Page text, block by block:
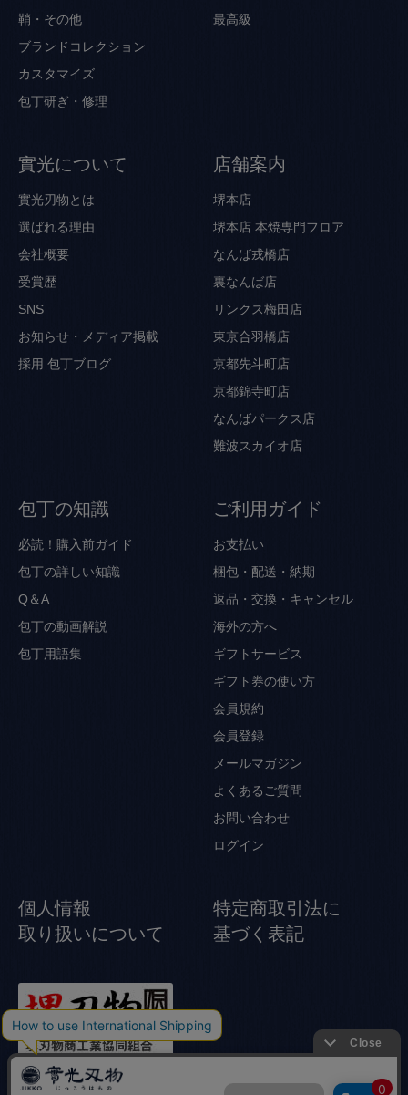
鞘・その他
ブランドコレクション
カスタマイズ
包丁研ぎ・修理
最高級
實光について
實光刃物とは
選ばれる理由
会社概要
受賞歴
SNS
お知らせ・メディア掲載
採用 包丁ブログ
店舗案内
堺本店
堺本店 本焼専門フロア
なんば戎橋店
裏なんば店
リンクス梅田店
東京合羽橋店
京都先斗町店
京都錦寺町店
なんばパークス店
難波スカイオ店
包丁の知識
必読！購入前ガイド
包丁の詳しい知識
Q＆A
包丁の動画解説
包丁用語集
ご利用ガイド
お支払い
梱包・配送・納期
返品・交換・キャンセル
海外の方へ
ギフトサービス
ギフト券の使い方
会員規約
会員登録
メールマガジン
よくあるご質問
お問い合わせ
ログイン
個人情報
取り扱いについて
特定商取引法に
基づく表記